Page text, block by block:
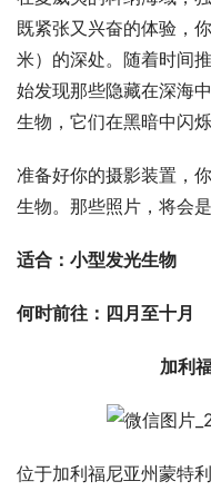
既紧张又兴奋的体验，
米）的深处。随着时间
始发现那些隐藏在深海
生物，它们在黑暗中闪
准备好你的摄影装置，
生物。那些照片，将会
适合：小型发光生物
何时前往：四月至十月
加利
位于加利福尼亚州蒙特